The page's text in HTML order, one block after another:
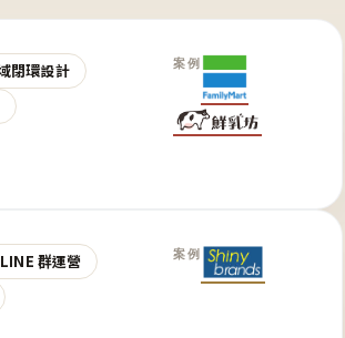
閉環設計
案例
群運營 案例